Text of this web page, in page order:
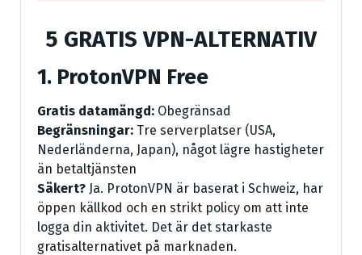
5 GRATIS VPN-ALTERNATIV
1. ProtonVPN Free
Gratis datamängd: Obegränsad
Begränsningar: Tre serverplatser (USA,
Nederländerna, Japan), något lägre hastigheter
än betaltjänsten
Säkert? Ja. ProtonVPN är baserat i Schweiz, har
öppen källkod och en strikt policy om att inte
logga din aktivitet. Det är det starkaste
gratisalternativet på marknaden.